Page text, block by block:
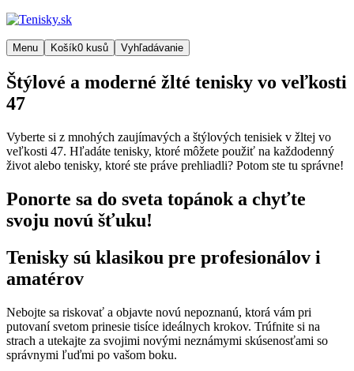
Menu Košík0 kusů Vyhľadávanie
Štýlové a moderné žlté tenisky vo veľkosti
47
Vyberte si z mnohých zaujímavých a štýlových tenisiek v žltej vo
veľkosti 47. Hľadáte tenisky, ktoré môžete použiť na každodenný
život alebo tenisky, ktoré ste práve prehliadli? Potom ste tu správne!
Ponorte sa do sveta topánok a chyťte
svoju novú šťuku!
Tenisky sú klasikou pre profesionálov i
amatérov
Nebojte sa riskovať a objavte novú nepoznanú, ktorá vám pri
putovaní svetom prinesie tisíce ideálnych krokov. Trúfnite si na
strach a utekajte za svojimi novými neznámymi skúsenosťami so
správnymi ľuďmi po vašom boku.